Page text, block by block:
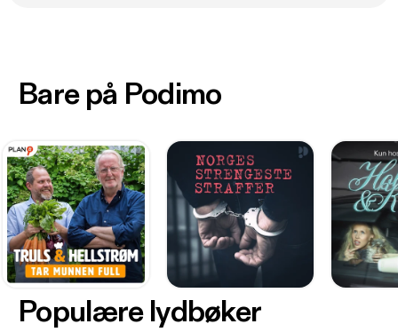
Bare på Podimo
Populære lydbøker